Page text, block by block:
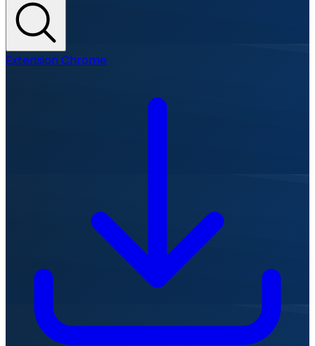
Extension Chrome